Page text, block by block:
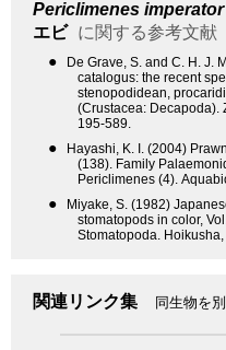
Periclimenes imperator
エビ に関する参考文献
●
De Grave, S. and C. H. J.
catalogus: the recent
stenopodidean,
(Crustacea: Decapoda).
195-589.
●
Hayashi, K. I. (2004)
(138). Family
Periclimenes (4).
●
Miyake, S. (1982)
stomatopods in color,
Stomatopoda.
関連リンク集 同生物を